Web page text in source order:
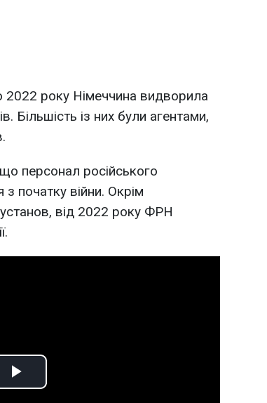
року Німеччина видворила
Більшість із них були агентами,
персонал російського
початку війни. Окрім
установ, від 2022 року ФРН
Play